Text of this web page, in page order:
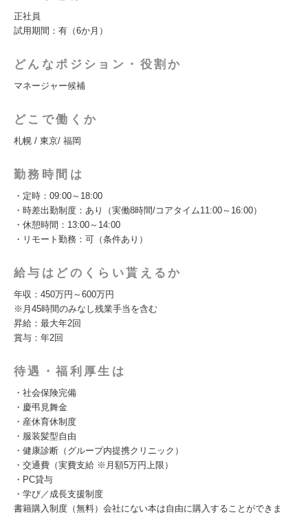
正社員
試用期間：有（6か月）
どんなポジション・役割か
マネージャー候補
どこで働くか
札幌 / 東京/ 福岡
勤務時間は
・定時：09:00～18:00
・時差出勤制度：あり（実働8時間/コアタイム11:00～16:00）
・休憩時間：13:00～14:00
・リモート勤務：可（条件あり）
給与はどのくらい貰えるか
年収：450万円～600万円
※月45時間のみなし残業手当を含む
昇給：最大年2回
賞与：年2回
待遇・福利厚生は
・社会保険完備
・慶弔見舞金
・産休育休制度
・服装髪型自由
・健康診断（グループ内提携クリニック）
・交通費（実費支給 ※月額5万円上限）
・PC貸与
・学び／成長支援制度
書籍購入制度（無料）会社にない本は自由に購入することができま